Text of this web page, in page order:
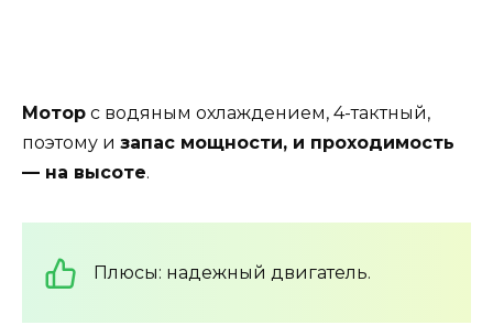
Мотор с водяным охлаждением, 4-тактный,
поэтому и запас мощности, и проходимость
— на высоте.
Плюсы: надежный двигатель.